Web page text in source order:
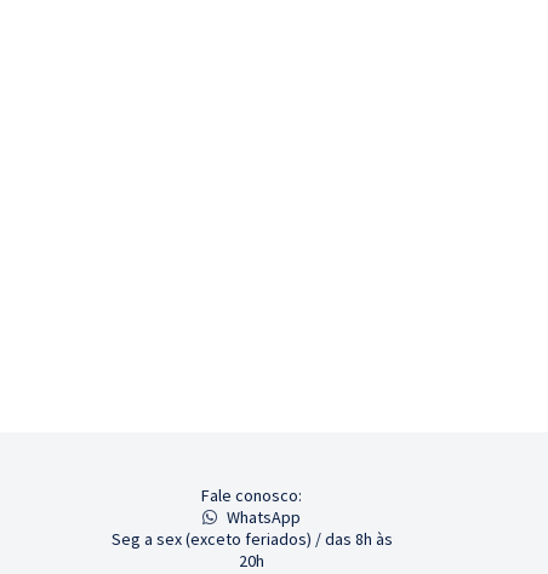
Fale conosco:
WhatsApp
Seg a sex (exceto feriados) / das 8h às
20h